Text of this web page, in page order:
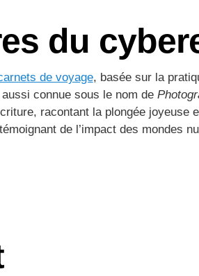
du
de voyage, basée sur la
connue sous le nom de
racontant la plongée joyeuse
de l’impact des mondes